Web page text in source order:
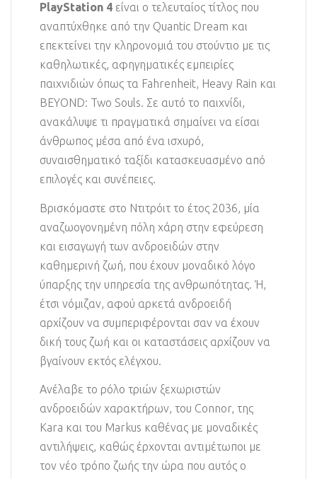
PlayStation 4 είναι ο τελευταίος τίτλος που
αναπτύχθηκε από την Quantic Dream και
επεκτείνει την κληρονομιά του στούντιο με τις
καθηλωτικές, αφηγηματικές εμπειρίες
παιχνιδιών όπως τα Fahrenheit, Heavy Rain και
BEYOND: Two Souls. Σε αυτό το παιχνίδι,
ανακάλυψε τι πραγματικά σημαίνει να είσαι
άνθρωπος μέσα από ένα ισχυρό,
συναισθηματικό ταξίδι κατασκευασμένο από
επιλογές και συνέπειες.
Βρισκόμαστε στο Ντιτρόιτ το έτος 2036, μία
αναζωογονημένη πόλη χάρη στην εφεύρεση
και εισαγωγή των ανδροειδών στην
καθημερινή ζωή, που έχουν μοναδικό λόγο
ύπαρξης την υπηρεσία της ανθρωπότητας. Ή,
έτσι νόμιζαν, αφού αρκετά ανδροειδή
αρχίζουν να συμπεριφέρονται σαν να έχουν
δική τους ζωή και οι καταστάσεις αρχίζουν να
βγαίνουν εκτός ελέγχου.
Ανέλαβε το ρόλο τριών ξεχωριστών
ανδροειδών χαρακτήρων, του Connor, της
Kara και του Markus καθένας με μοναδικές
αντιλήψεις, καθώς έρχονται αντιμέτωποι με
τον νέο τρόπο ζωής την ώρα που αυτός ο